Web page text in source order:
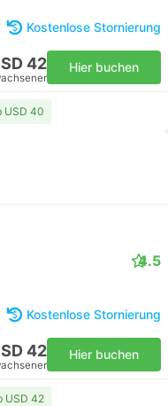
Kostenlose Stornierung
42 Hier buchen
USD 40
4.5
Kostenlose Stornierung
42 Hier buchen
USD 42